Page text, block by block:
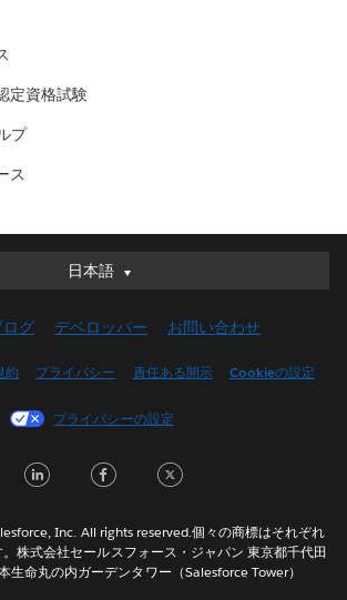
定資格試験
プ
ス
日本語
日本語
English (UK)
Français (Canada)
Italiano
Nederlands
Português
ログ デベロッパー お問い合わせ
約 プライバシー 責任ある開示 Cookieの設定
プライバシーの設定
LinkedInFacebook
Inc. All rights reserved.個々の商標はそれぞれ
株式会社セールスフォース・ジャパン 東京都千代田
生命丸の内ガーデンタワー（Salesforce Tower）